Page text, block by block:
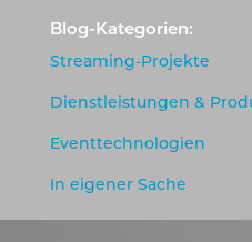
Blog-Kategorien:
Streaming-Projekte
Dienstleistungen &
Eventtechnologien
In eigener Sache